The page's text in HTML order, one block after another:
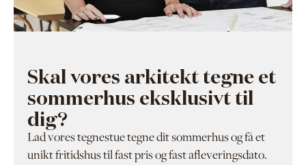
Skal vores arkitekt tegne et
sommerhus eksklusivt til
dig?
Lad vores tegnestue tegne dit sommerhus og få et
unikt fritidshus til fast pris og fast afleveringsdato.